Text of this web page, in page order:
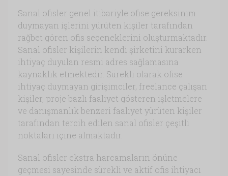
Sanal ofisler genel itibariyle ofise gereksinim
duymayan işlerini yürüten kişiler tarafından
rağbet gören ofis seçeneklerini oluşturmaktadır.
Sanal ofisler kişilerin kendi şirketini kurarken
ihtiyaç duyulan resmi adres sağlamasına
kaynaklık etmektedir. Sürekli olarak ofise
ihtiyaç duymayan girişimciler, freelance çalışan
kişiler, proje bazlı faaliyet gösteren işletmelere
ve danışmanlık benzeri faaliyet yürüten kişiler
tarafından tercih edilen sanal ofisler çeşitli
noktaları içine almaktadır.
Sanal ofisler ekstra harcamaların önüne
geçmesi sayesinde sürekli ve aktif ofis ihtiyacı